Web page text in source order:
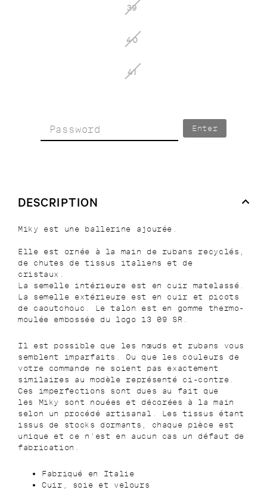
39
40
41
Enter
DESCRIPTION
Miky est une ballerine ajourée.
Elle est ornée à la main de rubans recyclés,
de chutes de tissus italiens et de
cristaux.
La semelle intérieure est en cuir matelassé.
La semelle extérieure est en cuir et picots
de caoutchouc. Le talon est en gomme thermo-
moulée embossée du logo 13 09 SR.
Il est possible que les nœuds et rubans vous
semblent imparfaits. Ou que les couleurs de
votre commande ne soient pas exactement
similaires au modèle représenté ci-contre.
Ces imperfections sont dues au fait que
les Miky sont nouées et décorées à la main
selon un procédé artisanal. Les tissus étant
issus de stocks dormants, chaque pièce est
unique et ce n’est en aucun cas un défaut de
fabrication.
Fabriqué en Italie
Cuir, soie et velours